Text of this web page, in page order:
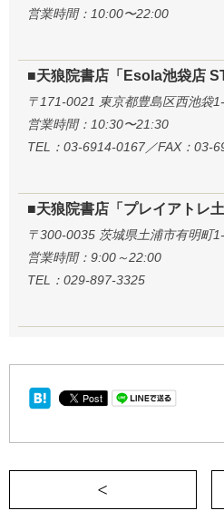
営業時間：10:00〜22:00
■天狼院書店「Esola池袋店
〒171-0021 東京都豊島区西池袋
営業時間：10:30〜21:30
TEL：03-6914-0167／FAX：03-
■天狼院書店「プレイアトレ土
〒300-0035 茨城県土浦市有明町
営業時間：9:00～22:00
TEL：029-897-3325